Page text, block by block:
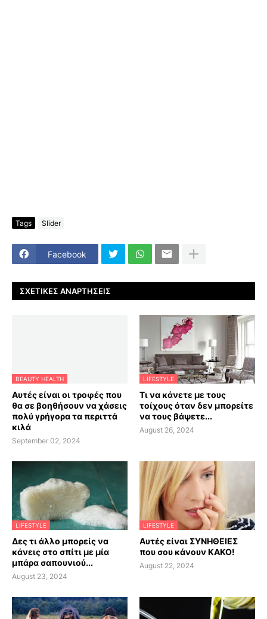
Tags Slider
Facebook
ΣΧΕΤΙΚΈΣ ΑΝΑΡΤΉΣΕΙΣ
BEAUTY HEALTH
Αυτές είναι οι τροφές που
θα σε βοηθήσουν να χάσεις
πολύ γρήγορα τα περιττά
κιλά
September 02, 2024
LIFESTYLE
Τι να κάνετε με τους
τοίχους όταν δεν μπορείτε
να τους βάψετε...
August 26, 2024
LIFESTYLE
Δες τι άλλο μπορείς να
κάνεις στο σπίτι με μία
μπάρα σαπουνιού...
August 23, 2024
LIFESTYLE
Αυτές είναι ΣΥΝΗΘΕΙΕΣ
που σου κάνουν ΚΑΚΟ!
August 22, 2024